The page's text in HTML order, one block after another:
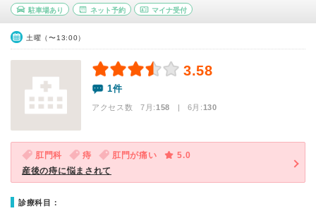
駐車場あり ネット予約 マイナ受付
土曜（〜13:00）
3.58
1件
アクセス数 7月:158 | 6月:130
肛門科 痔 肛門が痛い
5.0
産後の痔に悩まされて
診療科目：